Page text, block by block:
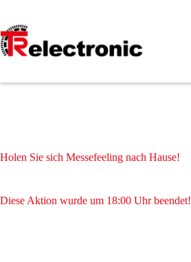
springen
Holen Sie sich Messefeeling nach Hause!
Diese Aktion wurde um 18:00 Uhr beendet!